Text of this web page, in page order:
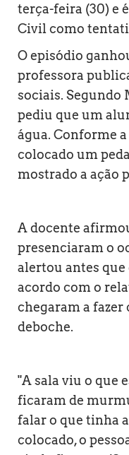
terça-feira (30) e
Civil como
O episódio
professora
sociais. Segundo
pediu que um
água. Conforme
colocado um
mostrado a ação
A docente
presenciaram o
alertou antes que
acordo com o
chegaram a
deboche.
"A sala viu o que
ficaram de
falar o que tinha
colocado, o